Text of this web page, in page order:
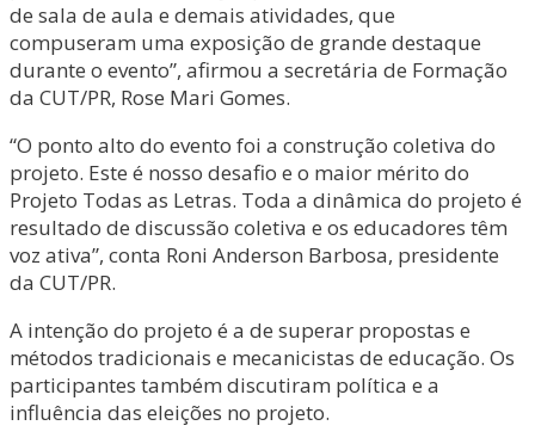
de sala de aula e demais atividades, que
compuseram uma exposição de grande destaque
durante o evento”, afirmou a secretária de Formação
da CUT/PR, Rose Mari Gomes.
“O ponto alto do evento foi a construção coletiva do
projeto. Este é nosso desafio e o maior mérito do
Projeto Todas as Letras. Toda a dinâmica do projeto é
resultado de discussão coletiva e os educadores têm
voz ativa”, conta Roni Anderson Barbosa, presidente
da CUT/PR.
A intenção do projeto é a de superar propostas e
métodos tradicionais e mecanicistas de educação. Os
participantes também discutiram política e a
influência das eleições no projeto.